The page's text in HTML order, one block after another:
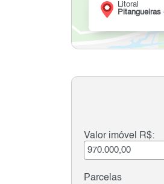
Litoral
Pitangueiras
Valor imóvel R$:
Parcelas